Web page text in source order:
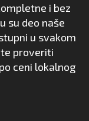
i bez
su deo naše
u svakom
proveriti
ceni lokalnog